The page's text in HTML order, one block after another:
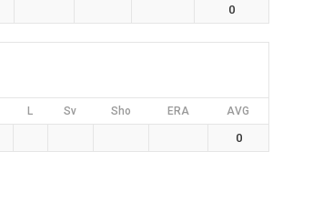
0
L Sv Sho ERA AVG
0